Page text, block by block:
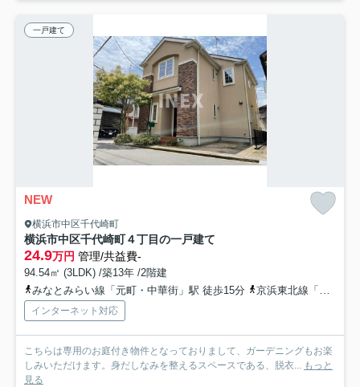
一戸建て
NEW
横浜市中区千代崎町
横浜市中区千代崎町４丁目の一戸建て
24.9万円 管理/共益費-
94.54㎡ (3LDK) /築13年 /2階建
みなとみらい線「元町・中華街」駅 徒歩15分
京浜東北線「山手」駅 徒歩17分
インターネット対応
こちらは専用のお庭付き物件となっておりまして、ガーデニングもお楽
しみいただけます。身だしなみを整えるスペースである、脱衣... もっと
見る